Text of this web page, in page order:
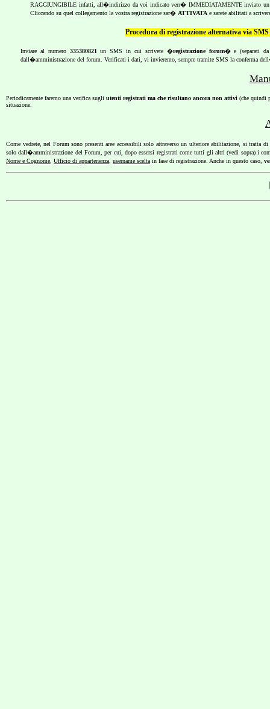
RAGGIUNGIBILE infatti, all�indirizzo da voi indicato verr� IMMEDIATAMENTE inviato un
Cliccando su quel collegamento la vostra registrazione sar� ATTIVATA e sarete abilitati a
Procedura di registrazione alternativa via
Inviare al numero 335380821 un SMS in cui scrivete �registrazione forum� e (separati
dall�amministrazione del forum. Verificati i dati, vi invieremo, sempre tramite SMS la conferma
Periodicamente faremo una verifica sugli utenti registrati ma che risultano ancora non attivi (che quindi
situazione.
Come vedrete, nel Forum sono presenti aree accessibili solo attraverso un ulteriore abilitazione, si tratta di
solo dall�amministrazione del Forum, per cui, dopo essersi registrati come tutti gli altri (vedi sopra) i
Nome e Cognome Ufficio di appartenenza username scelta in fase di registrazione. Anche in questo caso,